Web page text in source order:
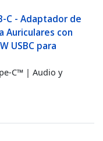
C - Adaptador de
Auriculares con
USBC para
C™ | Audio y